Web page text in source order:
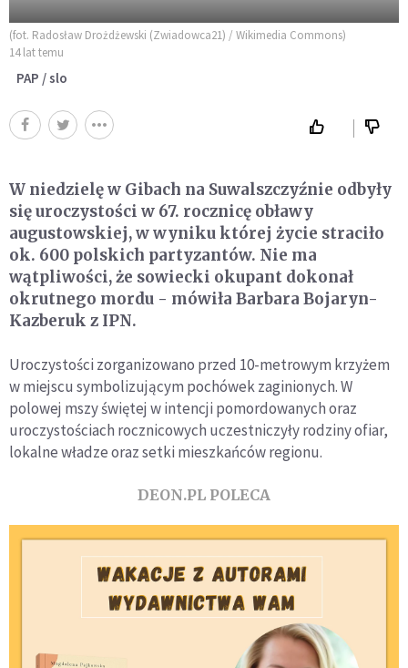
(fot. Radosław Drożdżewski (Zwiadowca21) / Wikimedia Commons)
14 lat temu
PAP / slo
W niedzielę w Gibach na Suwalszczyźnie odbyły
się uroczystości w 67. rocznicę obławy
augustowskiej, w wyniku której życie straciło
ok. 600 polskich partyzantów. Nie ma
wątpliwości, że sowiecki okupant dokonał
okrutnego mordu - mówiła Barbara Bojaryn-
Kazberuk z IPN.
Uroczystości zorganizowano przed 10-metrowym krzyżem
w miejscu symbolizującym pochówek zaginionych. W
polowej mszy świętej w intencji pomordowanych oraz
uroczystościach rocznicowych uczestniczyły rodziny ofiar,
lokalne władze oraz setki mieszkańców regionu.
DEON.PL POLECA